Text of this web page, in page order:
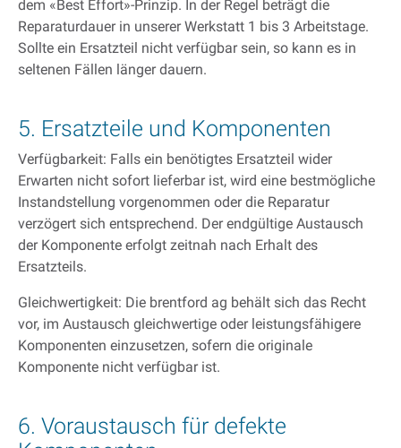
dem «Best Effort»-Prinzip. In der Regel beträgt die
Reparaturdauer in unserer Werkstatt 1 bis 3 Arbeitstage.
Sollte ein Ersatzteil nicht verfügbar sein, so kann es in
seltenen Fällen länger dauern.
5. Ersatzteile und Komponenten
Verfügbarkeit: Falls ein benötigtes Ersatzteil wider
Erwarten nicht sofort lieferbar ist, wird eine bestmögliche
Instandstellung vorgenommen oder die Reparatur
verzögert sich entsprechend. Der endgültige Austausch
der Komponente erfolgt zeitnah nach Erhalt des
Ersatzteils.
Gleichwertigkeit: Die brentford ag behält sich das Recht
vor, im Austausch gleichwertige oder leistungsfähigere
Komponenten einzusetzen, sofern die originale
Komponente nicht verfügbar ist.
6. Voraustausch für defekte